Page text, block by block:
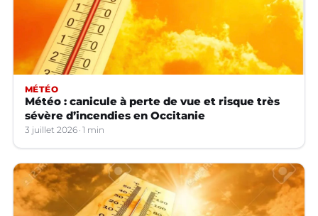
MÉTÉO
Météo : canicule à perte de vue et risque très
sévère d’incendies en Occitanie
3 juillet 2026 1 min